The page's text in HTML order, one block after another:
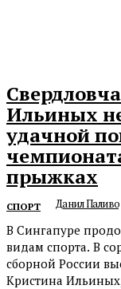
Ильиных
удачной
прыжках
СПОРТ Данил
В Сингапуре
видам спорта. В
сборной России
Кристина